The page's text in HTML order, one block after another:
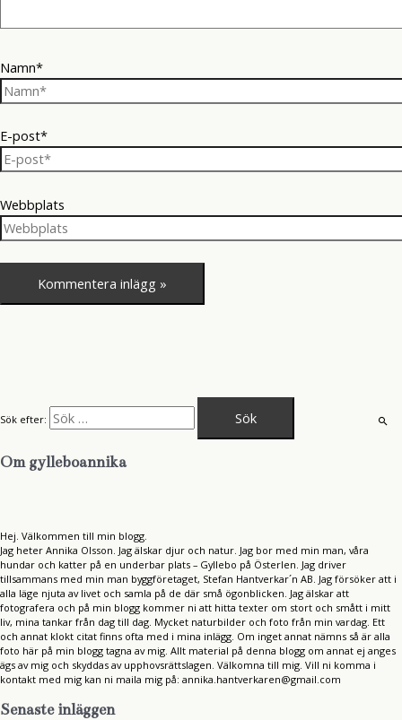
Namn*
E-post*
Webbplats
Sök efter:
Om gylleboannika
Hej. Välkommen till min blogg.
Jag heter Annika Olsson. Jag älskar djur och natur. Jag bor med min man, våra
hundar och katter på en underbar plats – Gyllebo på Österlen. Jag driver
tillsammans med min man byggföretaget, Stefan Hantverkar´n AB. Jag försöker att i
alla läge njuta av livet och samla på de där små ögonblicken. Jag älskar att
fotografera och på min blogg kommer ni att hitta texter om stort och smått i mitt
liv, mina tankar från dag till dag. Mycket naturbilder och foto från min vardag. Ett
och annat klokt citat finns ofta med i mina inlägg. Om inget annat nämns så är alla
foto här på min blogg tagna av mig. Allt material på denna blogg om annat ej anges
ägs av mig och skyddas av upphovsrättslagen. Välkomna till mig. Vill ni komma i
kontakt med mig kan ni maila mig på: annika.hantverkaren@gmail.com
Senaste inläggen